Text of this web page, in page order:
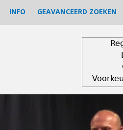
INFO GEAVANCEERD ZOEKEN